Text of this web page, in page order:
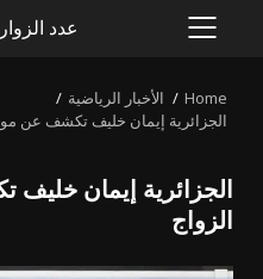
PRIMARY
عدد الزوار:
Home
الأخبار الرياضية
الجزائرية إيمان خليف تكشف عن
الجزائرية إيمان
الزواج